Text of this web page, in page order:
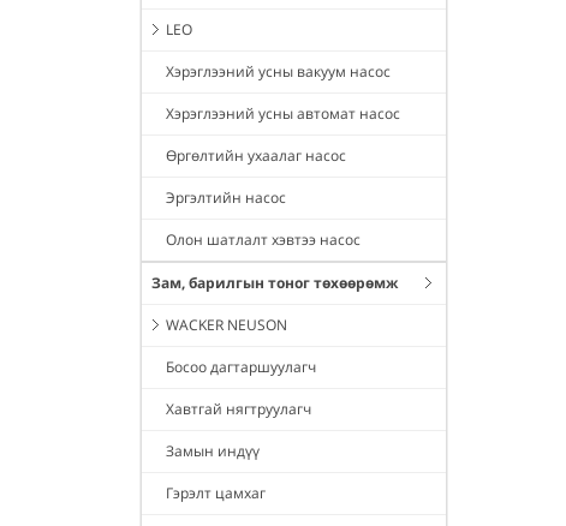
LEO
Хэрэглээний усны вакуум насос
Хэрэглээний усны автомат насос
Өргөлтийн ухаалаг насос
Эргэлтийн насос
Олон шатлалт хэвтээ насос
Зам, барилгын тоног төхөөрөмж
WACKER NEUSON
Босоо дагтаршуулагч
Хавтгай нягтруулагч
Замын индүү
Гэрэлт цамхаг